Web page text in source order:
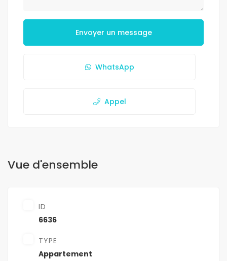
Envoyer un message
WhatsApp
Appel
Vue d'ensemble
ID
6636
TYPE
Appartement